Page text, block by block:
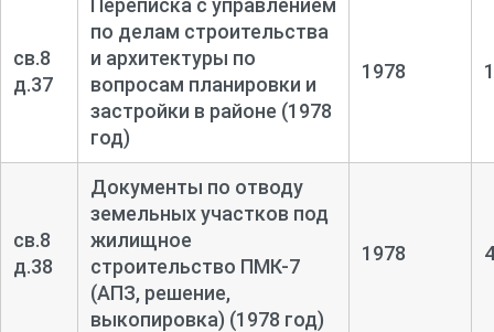
св.8
д.37
Переписка с управлением
по делам строительства
и архитектуры по
вопросам планировки и
застройки в районе (1978
год)
1978
св.8
д.38
Документы по отводу
земельных участков под
жилищное
строительство ПМК-7
(АПЗ, решение,
выкопировка) (1978 год)
1978 4